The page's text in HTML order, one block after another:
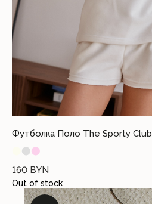
Футболка Поло The Sporty Club
⬤⬤
160 BYN
Out of stock